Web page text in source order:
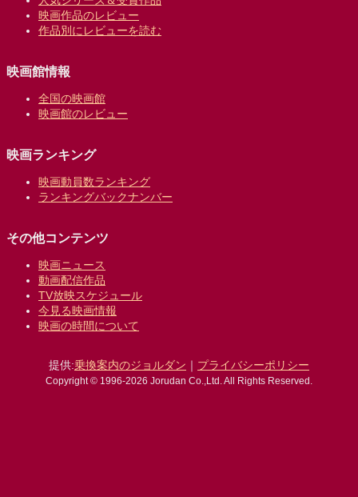
映画作品のレビュー
作品別にレビューを読む
映画館情報
全国の映画館
映画館のレビュー
映画ランキング
映画動員数ランキング
ランキングバックナンバー
その他コンテンツ
映画ニュース
動画配信作品
TV放映スケジュール
今見る映画情報
映画の時間について
提供:乗換案内のジョルダン ｜ プライバシーポリシー
Copyright © 1996-2026 Jorudan Co.,Ltd. All Rights Reserved.